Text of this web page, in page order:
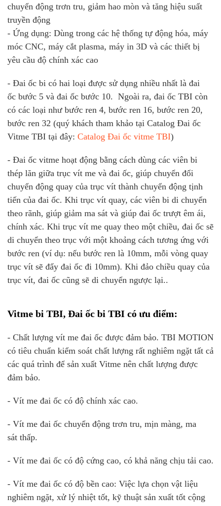
chuyển động trơn tru, giảm hao mòn và tăng hiệu suất
truyền động
- Ứng dụng: Dùng trong các hệ thống tự động hóa, máy
móc CNC, máy cắt plasma, máy in 3D và các thiết bị
yêu cầu độ chính xác cao
- Đai ốc bi có hai loại được sử dụng nhiều nhất là đai
ốc bước 5 và đai ốc bước 10. Ngoài ra, đai ốc TBI còn
có các loại như bước ren 4, bước ren 16, bước ren 20,
bước ren 32 (quý khách tham khảo tại Catalog Đai ốc
Vitme TBI tại đây: Catalog Đai ốc vitme TBI)
- Đai ốc vitme hoạt động bằng cách dùng các viên bi
thép lăn giữa trục vít me và đai ốc, giúp chuyển đổi
chuyển động quay của trục vít thành chuyển động tịnh
tiến của đai ốc. Khi trục vít quay, các viên bi di chuyển
theo rãnh, giúp giảm ma sát và giúp đai ốc trượt êm ái,
chính xác. Khi trục vít me quay theo một chiều, đai ốc sẽ
di chuyển theo trục với một khoảng cách tương ứng với
bước ren (ví dụ: nếu bước ren là 10mm, mỗi vòng quay
trục vít sẽ đẩy đai ốc đi 10mm). Khi đảo chiều quay của
trục vít, đai ốc cũng sẽ di chuyển ngược lại..
Vitme bi TBI, Đai ốc bi TBI có ưu điểm:
- Chất lượng vít me đai ốc được đảm bảo. TBI MOTION
có tiêu chuẩn kiểm soát chất lượng rất nghiêm ngặt tất cả
các quá trình để sản xuất Vitme nên chất lượng được
đảm bảo.
- Vít me đai ốc có độ chính xác cao.
- Vít me đai ốc chuyển động trơn tru, mịn màng, ma
sát thấp.
- Vít me đai ốc có độ cứng cao, có khả năng chịu tải cao.
- Vít me đai ốc có độ bền cao: Việc lựa chọn vật liệu
nghiêm ngặt, xử lý nhiệt tốt, kỹ thuật sản xuất tốt cộng